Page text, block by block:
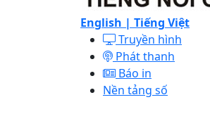
English | Tiếng Việt
Truyền hình
Phát thanh
Báo in
Nền tảng số